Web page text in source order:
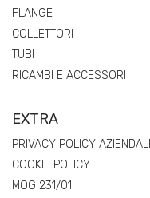
FLANGE
COLLETTORI
TUBI
RICAMBI E ACCESSORI
EXTRA
PRIVACY POLICY
COOKIE POLICY
MOG 231/01